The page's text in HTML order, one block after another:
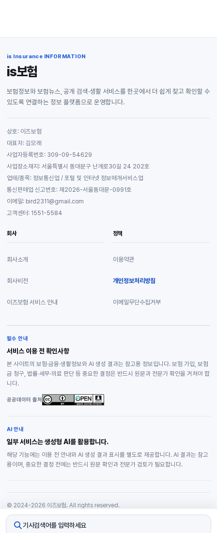
기사검색어를 입력하세요
is Insurance INFORMATION
is보험
보험정보와 보험뉴스, 공개 검색·생활 서비스를 한곳에서 더 쉽게 찾고 확인할 수
있도록 연결하는 정보 플랫폼으로 운영합니다.
상호: 이즈보험
대표자: 김모래
사업자등록번호: 309-09-54629
사업장소재지: 서울특별시 동대문구 난계로30길 24 202호
업태/종목: 정보통신업 / 포털 및 인터넷 정보매개서비스업
통신판매업 신고번호: 제2026-서울동대문-0991호
이메일: bird2311@gmail.com
고객센터: 1551-5584
회사
회사소개
회사비전
이즈보험 서비스 안내
정책
이용약관
개인정보처리방침
이메일무단수집거부
필수 안내
서비스 이용 전 확인사항
본 사이트의 보험·금융·생활정보와 AI 생성 결과는 참고용 정보입니다. 보험 가입, 보험
금 청구, 법률·세무·의료 판단 등 중요한 결정은 반드시 원문과 전문가 확인을 거쳐야 합
니다.
공공데이터 출처
AI 안내
일부 서비스는 생성형 AI를 활용합니다.
해당 기능에는 이용 전 안내와 AI 생성 결과 표시를 별도로 제공합니다. AI 결과는 참고
용이며, 중요한 결정 전에는 반드시 원문 확인과 전문가 검토가 필요합니다.
© 2024-2026 이즈보험. All rights reserved.
개인정보처리방침